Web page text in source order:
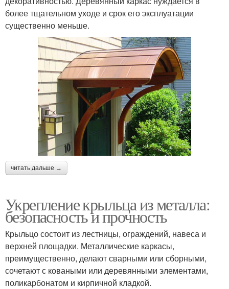
более тщательном уходе и срок его эксплуатации
существенно меньше.
читать дальше →
Укрепление крыльца из металла:
безопасность и прочность
Крыльцо состоит из лестницы, ограждений, навеса и
верхней площадки. Металлические каркасы,
преимущественно, делают сварными или сборными,
сочетают с коваными или деревянными элементами,
поликарбонатом и кирпичной кладкой.